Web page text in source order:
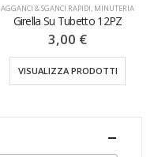
AGGANCI & SGANCI RAPIDI MINUTERIA
Girella Su Tubetto 12PZ
3,00 €
VISUALIZZA PRODOTTI